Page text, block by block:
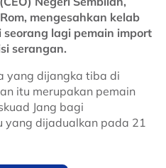
mengesahkan kelab
lagi pemain import
serangan.
yang dijangka tiba di
itu merupakan pemain
Jang bagi
yang dijadualkan pada 21